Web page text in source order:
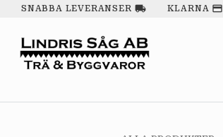
SNABBA LEVERANSER local_shipping KLARNA payment